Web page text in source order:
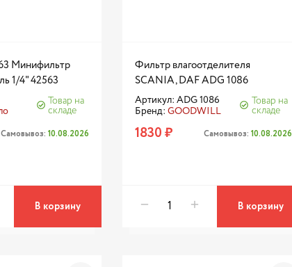
Минифильтр
1/4" 42563
Товар на
складе
Самовывоз: 10.08.2026
В корзину
Фильтр влагоотделителя
SCANIA, DAF ADG 1086
Артикул: ADG 1086
Бренд: GOODWILL
Товар на
складе
1830 ₽ Самовывоз:10.08.2026
В корзину